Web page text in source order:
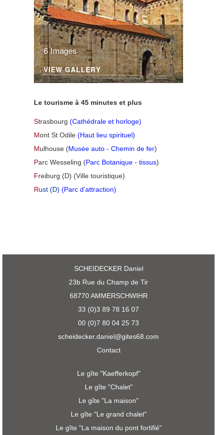
6 Images
VIEW GALLERY
Le tourisme à 45 minutes et plus
Strasbourg (Cathédrale et horloge)
Mont St Odile (Haut lieu spirituel)
Mulhouse (Musée auto - Chemin de fer)
Parc Wesseling (Parc Botanique - tissus)
Freiburg (D) (Ville touristique)
Rust (D) (Parc d'attraction)
SCHEIDECKER Daniel
23b Rue du Champ de Tir
68770 AMMERSCHWIHR
33 (0)3 89 78 16 07
00 (0)7 80 04 25 73
scheidecker.daniel@gites68.com
Contact
Le gîte "Kaefferkopf"
Le gîte "Chalet"
Le gîte "La maison"
Le gîte "Le grand chalet"
Le gîte "La maison du pont fortifié"